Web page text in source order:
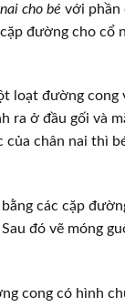
cho bé với phần
đường cho
loạt đường
ra ở đầu gối và
chân nai thì
các cặp
đó vẽ móng
cong có hình